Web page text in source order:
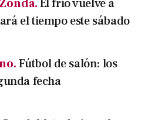
El frío vuelve a
el tiempo este sábado
Fútbol de salón: los
fecha